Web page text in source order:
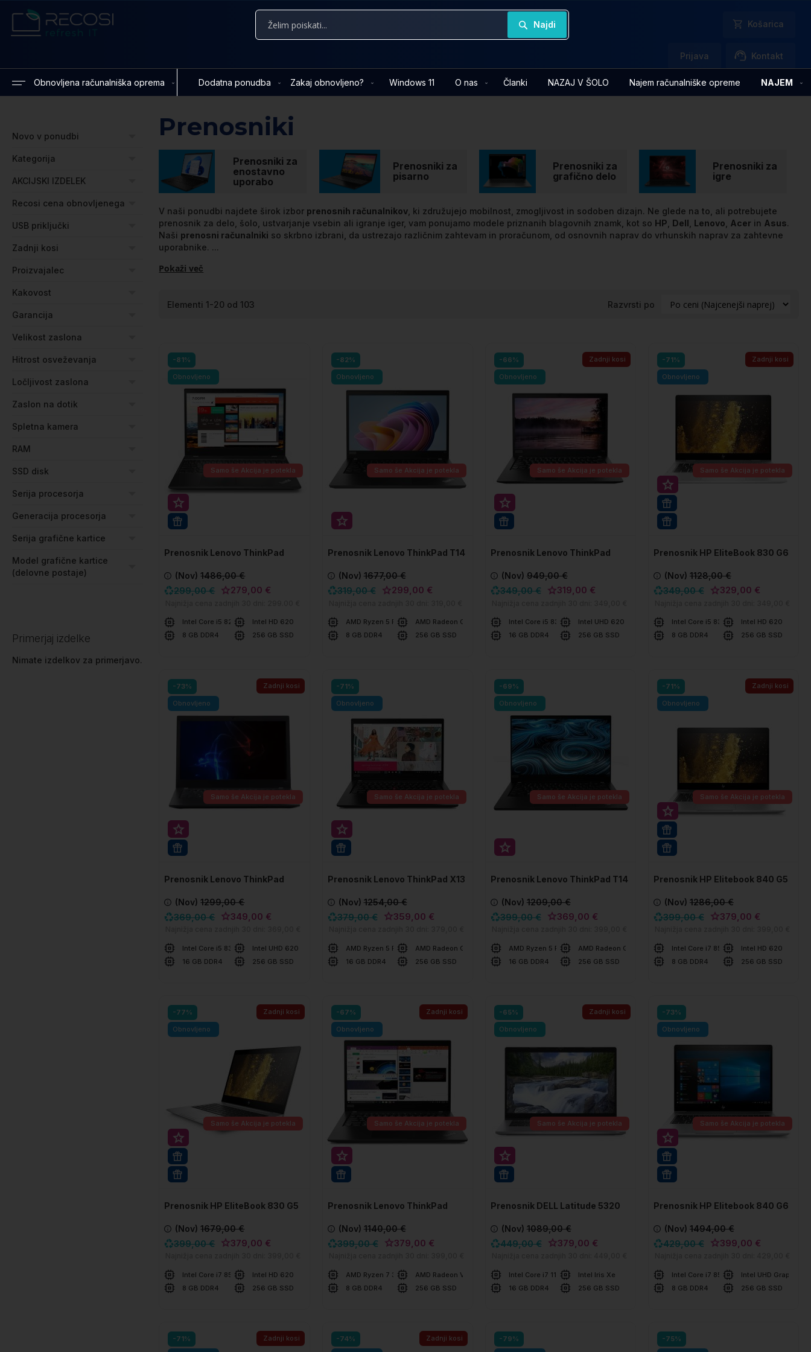
Najdi Košarica
Prijava Kontakt
Obnovljena računalniška oprema NAJEM
Najem računalniške opreme
NAZAJ V ŠOLO
Članki
O nas
Windows 11
Zakaj obnovljeno?
Dodatna ponudba
Prenosniki
Prenosniki za
enostavno
uporabo
Prenosniki za
pisarno
Prenosniki za
grafično delo
Prenosniki za
igre
V naši ponudbi najdete širok izbor prenosnih računalnikov , ki združujejo mobilnost, zmogljivost in sodoben dizajn. Ne glede na to, ali potrebujete
prenosnik za delo, šolo, ustvarjanje vsebin ali igranje iger, vam ponujamo modele priznanih blagovnih znamk, kot so HP Dell Lenovo Acer in Asus.
Naši prenosni računalniki so skrbno izbrani, da ustrezajo različnim zahtevam in proračunom, od osnovnih naprav do vrhunskih naprav za zahtevne
uporabnike. ...
Pokaži več
Elementi 1-20 od 103 Razvrsti po
-81%
Obnovljeno
Samo še Akcija je potekla
Prenosnik Lenovo ThinkPad
(Nov)1486,00 €
299,00 € 279,00 €
Intel Core i5 8250U
Intel HD 620
8 GB DDR4
256 GB SSD
V košarico Primerjaj
-82%
Obnovljeno
Samo še Akcija je potekla
Prenosnik Lenovo ThinkPad T14
(Nov) 1677,00 €
319,00 € 299,00 €
AMD Ryzen 5 PRO 4650UAMD Radeon Graphics
8 GB DDR4
256 GB SSD
V košarico Primerjaj
-66%
Obnovljeno
Zadnji kosi
Samo še Akcija je potekla
Prenosnik Lenovo ThinkPad
(Nov) 949,00 €
349,00 € 319,00 €
Intel Core i5 8365U
Intel UHD 620
16 GB DDR4
256 GB SSD
V košarico Primerjaj
-71%
Obnovljeno
Zadnji kosi
Samo še Akcija je potekla
Prenosnik HP EliteBook 830 G6
(Nov) 1128,00 €
349,00 € 329,00 €
Intel Core i5 8365U
Intel HD 620
8 GB DDR4
256 GB SSD
V košarico
-73%
Obnovljeno
Zadnji kosi
Samo še Akcija je potekla
Prenosnik Lenovo ThinkPad
(Nov)1299,00 €
369,00 € 349,00 €
Intel Core i5 8350U
Intel UHD 620
16 GB DDR4
256 GB SSD
V košarico Primerjaj
-71%
Obnovljeno
Samo še Akcija je potekla
Prenosnik Lenovo ThinkPad X13
(Nov) 1254,00 €
379,00 € 359,00 €
AMD Ryzen 5 PRO 4650UAMD Radeon Graphics
16 GB DDR4
256 GB SSD
V košarico Primerjaj
-69%
Obnovljeno
Samo še Akcija je potekla
Prenosnik Lenovo ThinkPad T14
(Nov) 1209,00 €
399,00 € 369,00 €
AMD Ryzen 5 PRO 5650UAMD Radeon Graphics
16 GB DDR4
256 GB SSD
V košarico Primerjaj
-71%
Obnovljeno
Zadnji kosi
Samo še Akcija je potekla
Prenosnik HP Elitebook 840 G5
(Nov) 1286,00 €
399,00 € 379,00 €
Intel Core i7 8550U
Intel HD 620
8 GB DDR4
256 GB SSD
V košarico
-77%
Obnovljeno
Zadnji kosi
Samo še Akcija je potekla
Prenosnik HP EliteBook 830 G5
(Nov)1679,00 €
399,00 € 379,00 €
Intel Core i7 8550U
Intel HD 620
8 GB DDR4
256 GB SSD
V košarico Primerjaj
-67%
Obnovljeno
Zadnji kosi
Samo še Akcija je potekla
Prenosnik Lenovo ThinkPad
(Nov) 1140,00 €
399,00 € 379,00 €
AMD Ryzen 7 3700U
AMD Radeon Vega 10
8 GB DDR4
256 GB SSD
V košarico Primerjaj
-65%
Obnovljeno
Zadnji kosi
Samo še Akcija je potekla
Prenosnik DELL Latitude 5320
(Nov) 1089,00 €
449,00 € 379,00 €
Intel Core i7 1185G7
Intel Iris Xe
16 GB DDR4
256 GB SSD
V košarico Primerjaj
-73%
Obnovljeno
Super prihranek 30€
Samo še Akcija je potekla
Prenosnik HP Elitebook 840 G6
(Nov) 1494,00 €
429,00 € 399,00 €
Intel Core i7 8565U
Intel UHD Graphics
8 GB DDR4
256 GB SSD
V košarico
-71%
Zadnji kosi
-74%
Zadnji kosi
-79%
-75%
Novo v ponudbi
Kategorija
AKCIJSKI IZDELEK
Recosi cena obnovljenega
USB priključki
Zadnji kosi
Proizvajalec
Kakovost
Garancija
Velikost zaslona
Hitrost osveževanja
Ločljivost zaslona
Zaslon na dotik
Spletna kamera
RAM
SSD disk
Serija procesorja
Generacija procesorja
Serija grafične kartice
Model grafične kartice
(delovne postaje)
Primerjaj izdelke
Nimate izdelkov za primerjavo.